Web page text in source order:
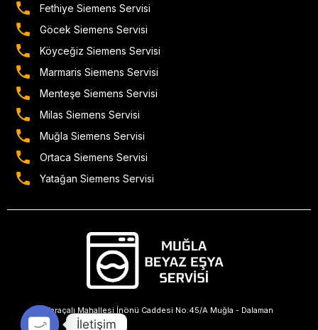
Fethiye Siemens Servisi
Göcek Siemens Servisi
Köyceğiz Siemens Servisi
Marmaris Siemens Servisi
Menteşe Siemens Servisi
Milas Siemens Servisi
Muğla Siemens Servisi
Ortaca Siemens Servisi
Yatağan Siemens Servisi
Karaçalı Mahallesi İnönü Caddesi No:45/A Muğla - Dalaman
İletişim